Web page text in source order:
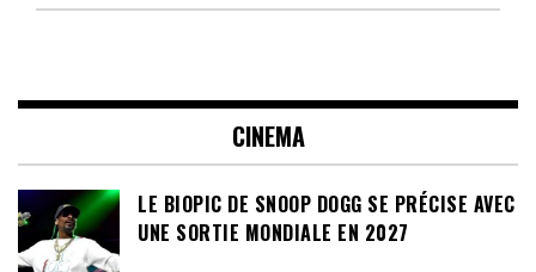
CINEMA
LE BIOPIC DE SNOOP DOGG SE PRÉCISE AVEC
UNE SORTIE MONDIALE EN 2027